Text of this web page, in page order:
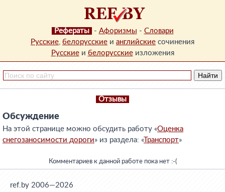
Рефераты - Афоризмы - Словари
Русские, белорусские и английские сочинения
Русскиеи белорусскиеизложения
Отзывы
Обсуждение
На этой странице можно обсудить работу «Оценка
снегозаносимости дороги» из раздела: «Транспорт»
Комментариев к данной работе пока нет :-(
ref.by 2006—2026